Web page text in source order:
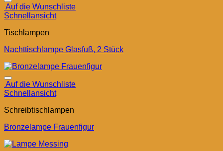
Auf die Wunschliste
Schnellansicht
Tischlampen
Nachttischlampe Glasfuß, 2 Stück
Auf die Wunschliste
Schnellansicht
Schreibtischlampen
Bronzelampe Frauenfigur